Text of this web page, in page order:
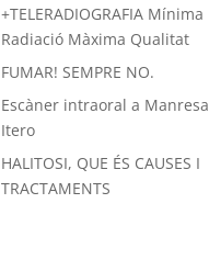
+TELERADIOGRAFIA Mínima
Radiació Màxima Qualitat
FUMAR! SEMPRE NO.
Escàner intraoral a Manresa
Itero
HALITOSI, QUE ÉS CAUSES I
TRACTAMENTS